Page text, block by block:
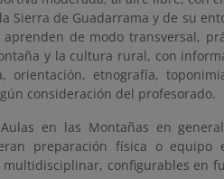
Sierra de Guadarrama y de su
aprenden de modo transversal,
y la cultura rural, con
orientación, etnografía,
consideración del profesorado.
en las Montañas en
preparación física o equipo
multidisciplinar, configurables en